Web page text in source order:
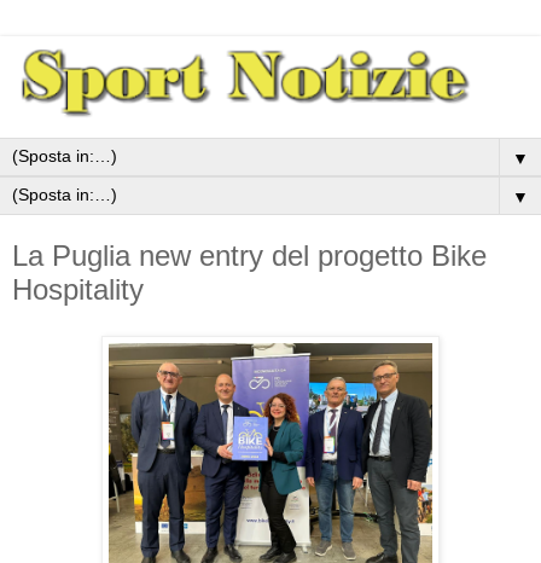
▼
▼
La Puglia new entry del progetto Bike
Hospitality